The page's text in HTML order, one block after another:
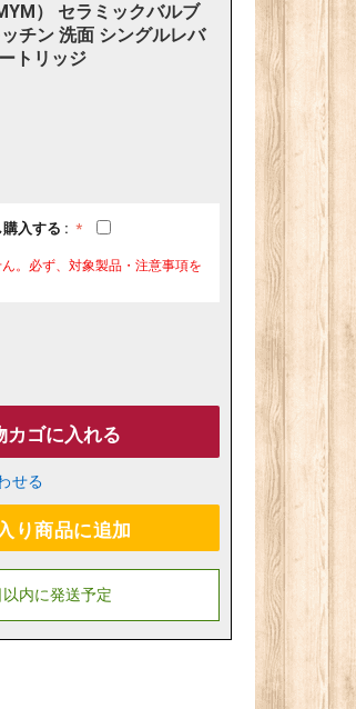
） セラミックバルブ
チン 洗面 シングルレバ
トリッジ
入する :
。必ず、対象製品・注意事項を
カゴに入れる
せる
り商品に追加